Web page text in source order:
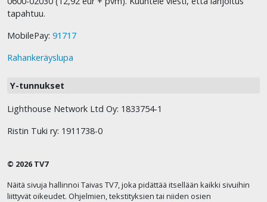
tapahtuu.
MobilePay: 91717
Rahankeräyslupa
Y-tunnukset
Lighthouse Network Ltd Oy: 1833754-1
Ristin Tuki ry: 1911738-0
© 2026 TV7
Näitä sivuja hallinnoi Taivas TV7, joka pidättää itsellään kaikki sivuihin
liittyvät oikeudet. Ohjelmien, tekstityksien tai niiden osien